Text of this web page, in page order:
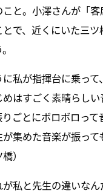
こと。小澤さんが「
で、近くにいた三
に私が指揮台に乗っ
はすごく素晴らしい
ごとにボロボロって
集めた音楽が振って
）
私と先生の違いな